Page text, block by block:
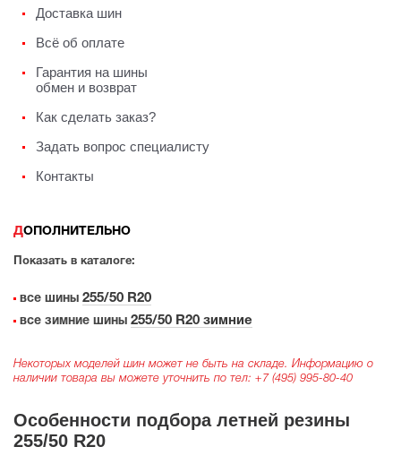
Доставка шин
Всё об оплате
Гарантия на шины
обмен и возврат
Как сделать заказ?
Задать вопрос специалисту
Контакты
ДОПОЛНИТЕЛЬНО
Показать в каталоге:
все шины 255/50 R20
все зимние шины 255/50 R20 зимние
Некоторых моделей шин может не быть на складе. Информацию о
наличии товара вы можете уточнить по тел: +7 (495) 995-80-40
Особенности подбора летней резины
255/50 R20